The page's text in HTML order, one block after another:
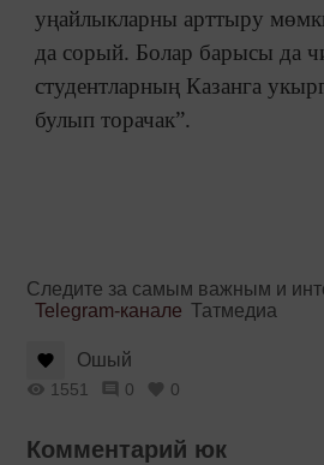
уңайлыкларны арттыру
да сорый. Болар барысы да
студентларның Казанга
булып торачак”.
Следите за самым важным и
Telegram-канале Татмедиа
Ошый
1551 0 0
Комментарий юк